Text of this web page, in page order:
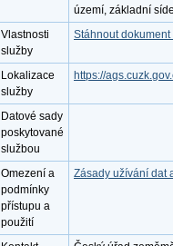
území, základní
Vlastnosti
služby
Stáhnout
Lokalizace
služby
https://
Datové sady
poskytované
službou
Omezení a
podmínky
přístupu a
použití
Zásady užívání dat